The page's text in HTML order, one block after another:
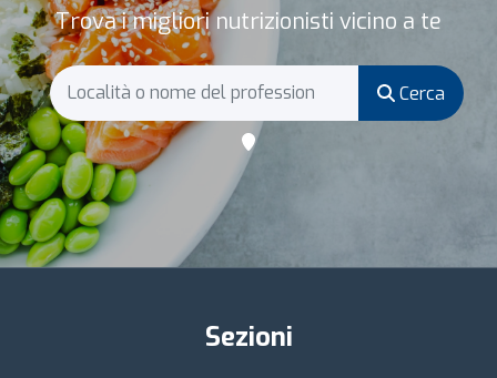
Trova i migliori nutrizionisti vicino a te
Cerca
Sezioni